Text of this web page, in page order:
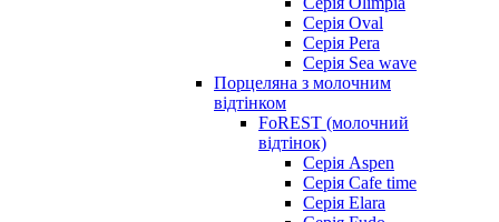
Серія Oval
Серія Pera
Серія Sea wave
Порцеляна з молочним
відтінком
FoREST (молочний
відтінок)
Серія Aspen
Серія Cafe time
Серія Elara